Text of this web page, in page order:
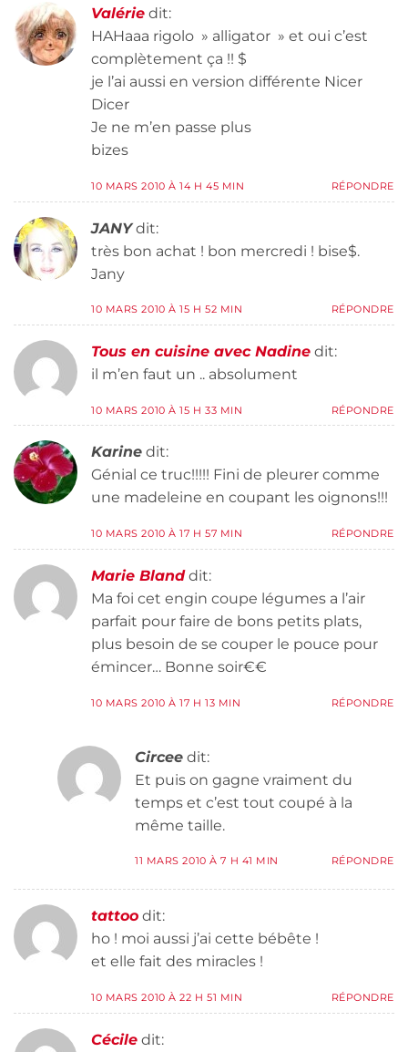
Valérie dit:
HAHaaa rigolo » alligator » et oui c’est
complètement ça !! $
je l’ai aussi en version différente Nicer
Dicer
Je ne m’en passe plus
bizes
10 MARS 2010 À 14 H 45 MIN RÉPONDRE
JANY dit:
très bon achat ! bon mercredi ! bise$.
Jany
10 MARS 2010 À 15 H 52 MIN RÉPONDRE
Tous en cuisine avec Nadine dit:
il m’en faut un .. absolument
10 MARS 2010 À 15 H 33 MIN RÉPONDRE
Karine dit:
Génial ce truc!!!!! Fini de pleurer comme
une madeleine en coupant les oignons!!!
10 MARS 2010 À 17 H 57 MIN RÉPONDRE
Marie Bland dit:
Ma foi cet engin coupe légumes a l’air
parfait pour faire de bons petits plats,
plus besoin de se couper le pouce pour
émincer… Bonne soir€€
10 MARS 2010 À 17 H 13 MIN RÉPONDRE
Circee dit:
Et puis on gagne vraiment du
temps et c’est tout coupé à la
même taille.
11 MARS 2010 À 7 H 41 MIN RÉPONDRE
tattoo dit:
ho ! moi aussi j’ai cette bébête !
et elle fait des miracles !
10 MARS 2010 À 22 H 51 MIN RÉPONDRE
Cécile dit: